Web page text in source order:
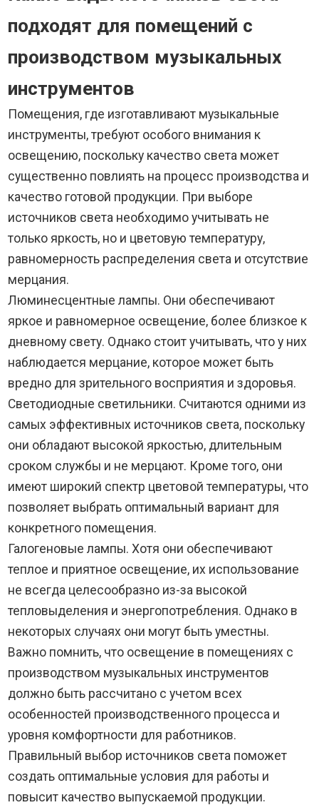
подходят для помещений с
производством музыкальных
инструментов
Помещения, где изготавливают музыкальные
инструменты, требуют особого внимания к
освещению, поскольку качество света может
существенно повлиять на процесс производства и
качество готовой продукции. При выборе
источников света необходимо учитывать не
только яркость, но и цветовую температуру,
равномерность распределения света и отсутствие
мерцания.
Люминесцентные лампы. Они обеспечивают
яркое и равномерное освещение, более близкое к
дневному свету. Однако стоит учитывать, что у них
наблюдается мерцание, которое может быть
вредно для зрительного восприятия и здоровья.
Светодиодные светильники. Считаются одними из
самых эффективных источников света, поскольку
они обладают высокой яркостью, длительным
сроком службы и не мерцают. Кроме того, они
имеют широкий спектр цветовой температуры, что
позволяет выбрать оптимальный вариант для
конкретного помещения.
Галогеновые лампы. Хотя они обеспечивают
теплое и приятное освещение, их использование
не всегда целесообразно из-за высокой
тепловыделения и энергопотребления. Однако в
некоторых случаях они могут быть уместны.
Важно помнить, что освещение в помещениях с
производством музыкальных инструментов
должно быть рассчитано с учетом всех
особенностей производственного процесса и
уровня комфортности для работников.
Правильный выбор источников света поможет
создать оптимальные условия для работы и
повысит качество выпускаемой продукции.